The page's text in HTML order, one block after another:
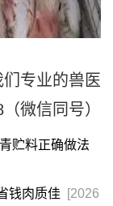
专业的兽医
微信同号）
贮料正确做法
钱肉质佳
[2026